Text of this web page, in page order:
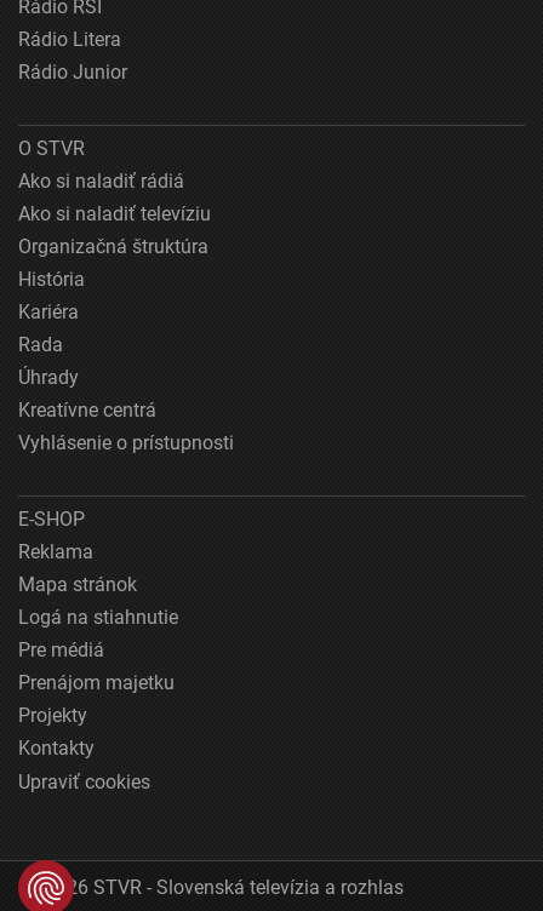
Rádio RSI
Rádio Litera
Rádio Junior
O STVR
Ako si naladiť rádiá
Ako si naladiť televíziu
Organizačná štruktúra
História
Kariéra
Rada
Úhrady
Kreatívne centrá
Vyhlásenie o prístupnosti
E-SHOP
Reklama
Mapa stránok
Logá na stiahnutie
Pre médiá
Prenájom majetku
Projekty
Kontakty
Upraviť cookies
© 2026 STVR - Slovenská televízia a rozhlas